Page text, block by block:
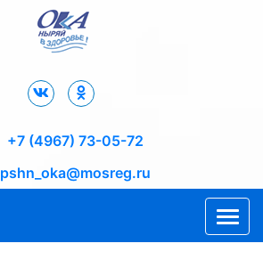
+7 (4967) 73-05-72
pshn_oka@mosreg.ru